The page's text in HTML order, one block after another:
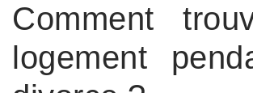
Comment
logement